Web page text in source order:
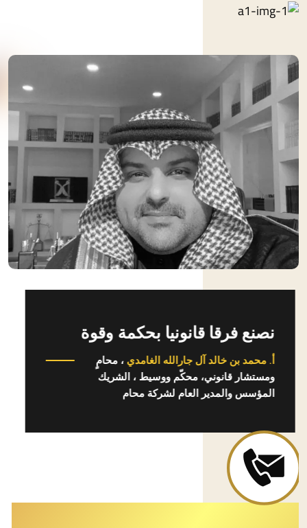
ﻧﺼﻨﻊ ﻓﺮﻗﺎ ﻗﺎﻧﻮﻧﻴﺎ ﺑﺤﻜﻤﺔ وقوة
أ. محمد بن خالد آل جارالله الغامدي ، محامٍ
ومستشار قانوني، محكّم ووسيط ، الشريك
المؤسس والمدير العام لشركة محام